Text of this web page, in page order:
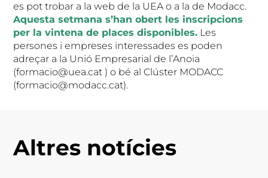
es pot trobar a la web de la UEA o a la de Modacc.
Aquesta setmana s’han obert les inscripcions
per la vintena de places disponibles. Les
persones i empreses interessades es poden
adreçar a la Unió Empresarial de l’Anoia
(formacio@uea.cat ) o bé al Clúster MODACC
(formacio@modacc.cat).
Altres notícies